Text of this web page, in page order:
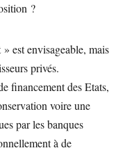
?
» est envisageable, mais
privés.
financement des Etats,
voire une
par les banques
à de